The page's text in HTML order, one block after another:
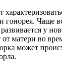
гонорея. Чаще
у
матери во
может